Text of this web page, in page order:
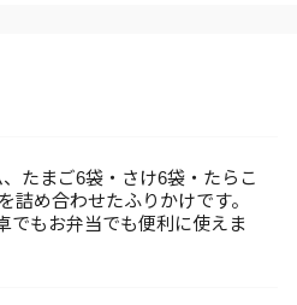
たまご6袋・さけ6袋・たらこ
詰め合わせたふりかけです。
もお弁当でも便利に使えま